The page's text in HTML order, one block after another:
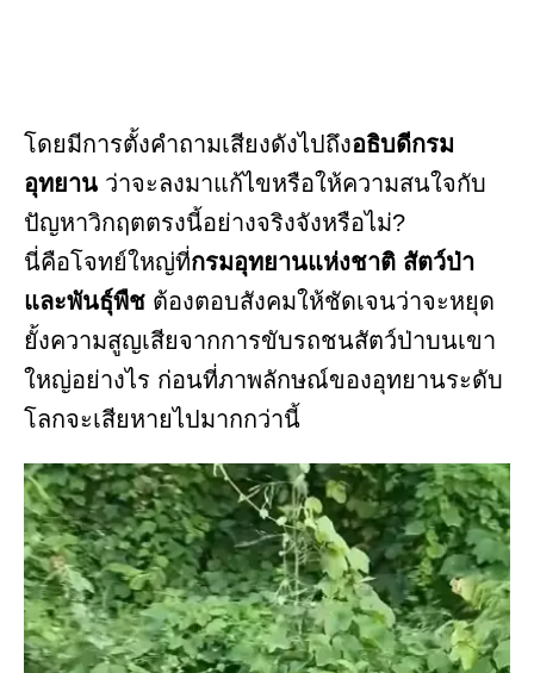
โดยมีการตั้งคำถามเสียงดังไปถึงอธิบดีกรม
อุทยาน ว่าจะลงมาแก้ไขหรือให้ความสนใจกับ
ปัญหาวิกฤตตรงนี้อย่างจริงจังหรือไม่?
นี่คือโจทย์ใหญ่ที่กรมอุทยานแห่งชาติ สัตว์ป่า
และพันธุ์พืช ต้องตอบสังคมให้ชัดเจนว่าจะหยุด
ยั้งความสูญเสียจากการขับรถชนสัตว์ป่าบนเขา
ใหญ่อย่างไร ก่อนที่ภาพลักษณ์ของอุทยานระดับ
โลกจะเสียหายไปมากกว่านี้